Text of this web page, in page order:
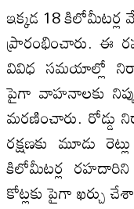
ఇక్కడ 18 కిలోమీటర్ల
ప్రారంభించారు. ఈ
వివిధ సమయాల్లో
పైగా వాహనాలకు
మరణించారు. రోడ్డు
రక్షణకు మూడు
కిలోమీటర్ల
కోట్లకు పైగా ఖర్చు